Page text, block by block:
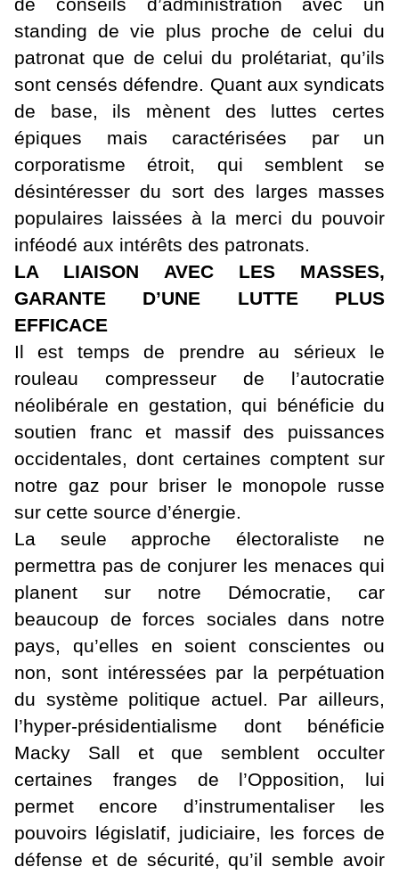
de conseils d’administration avec un
standing de vie plus proche de celui du
patronat que de celui du prolétariat, qu’ils
sont censés défendre. Quant aux syndicats
de base, ils mènent des luttes certes
épiques mais caractérisées par un
corporatisme étroit, qui semblent se
désintéresser du sort des larges masses
populaires laissées à la merci du pouvoir
inféodé aux intérêts des patronats.
LA LIAISON AVEC LES MASSES,
GARANTE D’UNE LUTTE PLUS
EFFICACE
Il est temps de prendre au sérieux le
rouleau compresseur de l’autocratie
néolibérale en gestation, qui bénéficie du
soutien franc et massif des puissances
occidentales, dont certaines comptent sur
notre gaz pour briser le monopole russe
sur cette source d’énergie.
La seule approche électoraliste ne
permettra pas de conjurer les menaces qui
planent sur notre Démocratie, car
beaucoup de forces sociales dans notre
pays, qu’elles en soient conscientes ou
non, sont intéressées par la perpétuation
du système politique actuel. Par ailleurs,
l’hyper-présidentialisme dont bénéficie
Macky Sall et que semblent occulter
certaines franges de l’Opposition, lui
permet encore d’instrumentaliser les
pouvoirs législatif, judiciaire, les forces de
défense et de sécurité, qu’il semble avoir